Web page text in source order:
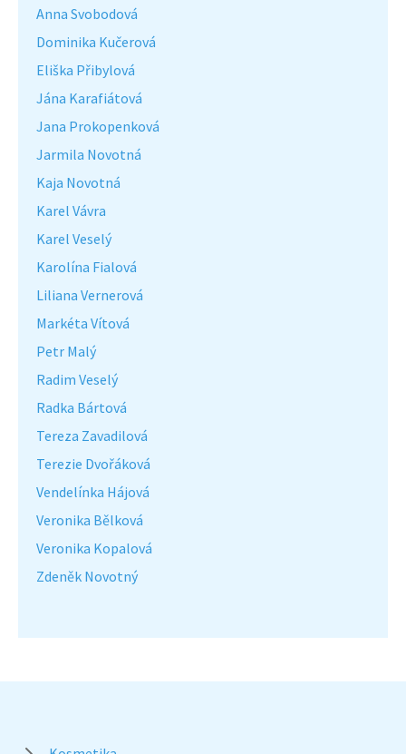
Anna Svobodová
Dominika Kučerová
Eliška Přibylová
Jána Karafiátová
Jana Prokopenková
Jarmila Novotná
Kaja Novotná
Karel Vávra
Karel Veselý
Karolína Fialová
Liliana Vernerová
Markéta Vítová
Petr Malý
Radim Veselý
Radka Bártová
Tereza Zavadilová
Terezie Dvořáková
Vendelínka Hájová
Veronika Bělková
Veronika Kopalová
Zdeněk Novotný